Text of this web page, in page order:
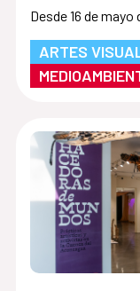
la Cuenca
Desde 16 de
ARTES